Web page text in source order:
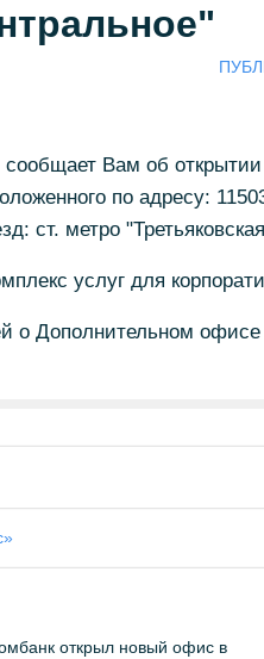
Вам об открытии
по адресу:
ст. метро
услуг для
о Дополнительном
открыл новый офис в